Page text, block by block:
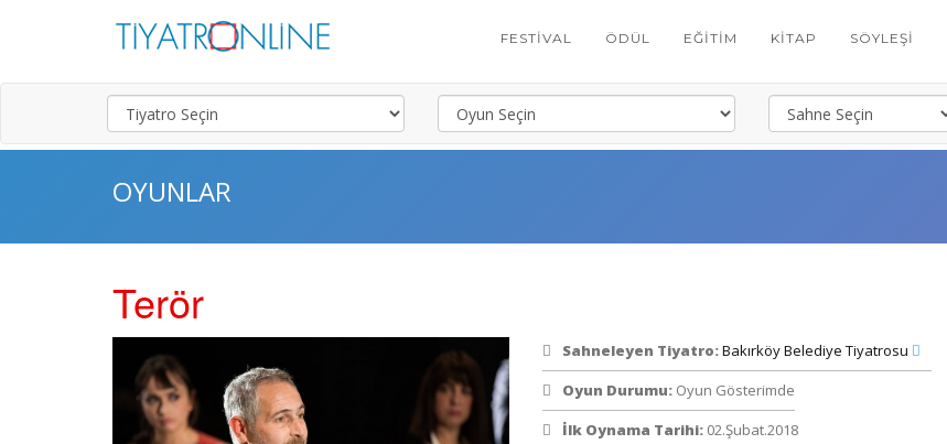
FESTIVAL ÖDÜL EĞITIM KITAP SÖYLEŞI
OYUNLAR
Terör
Sahneleyen Tiyatro:Bakırköy Belediye Tiyatrosu
Oyun Durumu: Oyun Gösterimde
İlk Oynama Tarihi: 02.Şubat.2018